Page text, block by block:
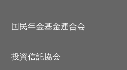
国民年金基金連合会
投資信託協会